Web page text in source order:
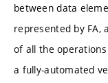
between data
represented by FA,
of all the
a fully-automated